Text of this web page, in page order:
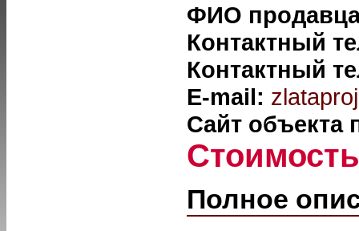
ФИО
Контактный
Контактный
E-mail:
Сайт объекта
Полное